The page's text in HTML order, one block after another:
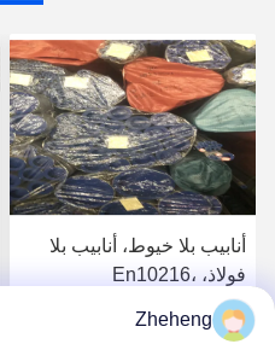
أنابيب بلا خيوط، أنابيب بلا
فولاذ، En10216،
SS304/316L، Od 88.9mm،
Sch40، أنابيب الغلاية
Zheheng